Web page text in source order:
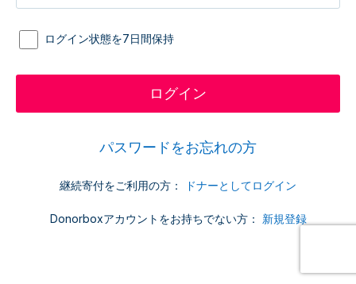
ログイン状態を7日間保持
パスワードをお忘れの方
継続寄付をご利用の方： ドナーとしてログイン
Donorboxアカウントをお持ちでない方： 新規登録